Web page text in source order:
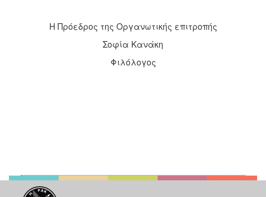
Η Πρόεδρος της Οργανωτικής επιτροπής
Σοφία Κανάκη
Φιλόλογος